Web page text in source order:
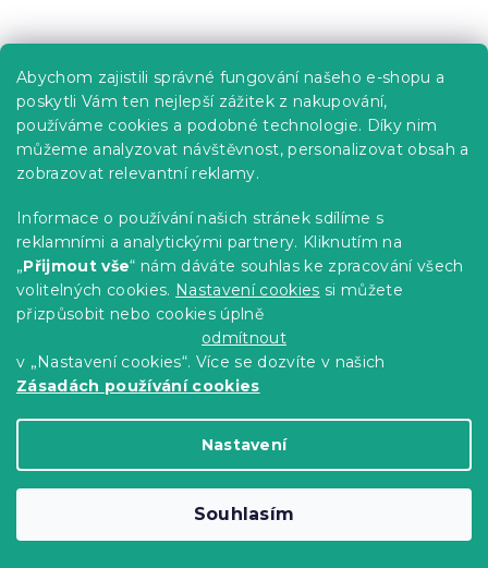
Abychom zajistili správné fungování našeho e-shopu a
poskytli Vám ten nejlepší zážitek z nakupování,
používáme cookies a podobné technologie. Díky nim
můžeme analyzovat návštěvnost, personalizovat obsah a
zobrazovat relevantní reklamy.
Informace o používání našich stránek sdílíme s
reklamními a analytickými partnery. Kliknutím na
„Přijmout vše“ nám dáváte souhlas ke zpracování všech
volitelných cookies. Nastavení cookies si můžete
přizpůsobit nebo cookies úplně
odmítnout
v „Nastavení cookies“. Více se dozvíte v našich
Zásadách používání cookies
Nastavení
Souhlasím
Krepové povlečení HEARTILO POLY
béžové
Skladem (>10 ks)
od369 Kč
-15 % s kódem:
MINUS15